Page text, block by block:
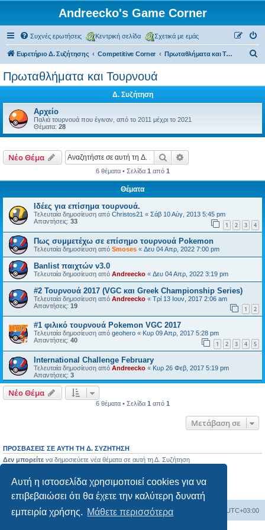
Αυτή η ιστοσελίδα χρησιμοποιεί cookies για να
επιβεβαιώσει ότι θα έχετε την καλύτερη δυνατή
εμπειρία χρήσης. Μάθετε περισσότερα
Andreecko's Game Corner
Συχνές ερωτήσεις Κεντρική σελίδα Σχετικά με εμάς
Ευρετήριο Δ. Συζήτησης Competitive Corner Πρωταθλήματα και Τουρνουά
η
Πρωταθλήματα και Τουρνουά
Δ. Συζήτηση
Αρχείο
Παλιά τουρνουά που έγιναν, από το 2011 μέχρι το 2021
Θέματα: 28
Νέο Θέμα Αναζήτηση
6 θέματα • Σελίδα 1 από 1
Θέματα
Ιδέες για επίσημα τουρνουά.
Τελευταία δημοσίευση από Christos21 « Σάβ 10 Αύγ, 2013 5:45 pm
Απαντήσεις: 33 1 2 3 4
Πως συμμετέχω σε επίσημο τουρνουά Pokemon
Τελευταία δημοσίευση από Smoses « Δευ 04 Απρ, 2022 7:00 pm
Banlist παιχτών v3.0
Τελευταία δημοσίευση από Andreecko « Δευ 04 Απρ, 2022 3:19 pm
#2 Τουρνουά 2017 (VGC και Greek Championship Series)
Τελευταία δημοσίευση από Andreecko « Τρί 13 Ιουν, 2017 2:06 am
Απαντήσεις: 19 1 2
#1 φιλικό τουρνουά Pokemon VGC 2017
Τελευταία δημοσίευση από geohero « Κυρ 09 Απρ, 2017 5:28 pm
Απαντήσεις: 40 1 2 3 4 5
International Challenge February
Τελευταία δημοσίευση από Andreecko « Κυρ 26 Φεβ, 2017 5:19 pm
Απαντήσεις: 3
Νέο Θέμα
6 θέματα • Σελίδα 1 από 1
Μετάβαση σε
ΠΡΟΣΒΆΣΕΙΣ ΣΕ ΑΥΤΉ ΤΗ Δ. ΣΥΖΉΤΗΣΗ
Δεν μπορείτε να δημοσιεύετε νέα θέματα σε αυτή τη Δ. Συζήτηση
Δεν μπορείτε
να επεξεργάζεστε τις δημοσιεύσεις σας σε αυτή τη Δ. Συζήτηση
Δεν μπορείτενα διαγράφετε τις δημοσιεύσεις σας σε αυτή τη Δ. Συζήτηση
Δεν μπορείτενα επισυνάπτετε αρχεία σε αυτή τη Δ. Συζήτηση
Ευρετήριο Δ. Συζήτησης Όλοι οι χρόνοι είναι UTC+03:00